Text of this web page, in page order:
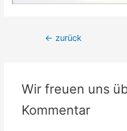
Beitrags-
← zurück
Wir freuen uns
Kommentar